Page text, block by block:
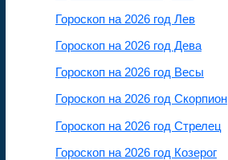
Гороскоп на 2026 год Лев
Гороскоп на 2026 год Дева
Гороскоп на 2026 год Весы
Гороскоп на 2026 год Скорпион
Гороскоп на 2026 год Стрелец
Гороскоп на 2026 год Козерог